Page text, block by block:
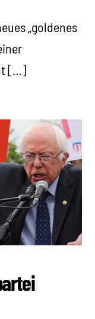
„goldenes
[…]